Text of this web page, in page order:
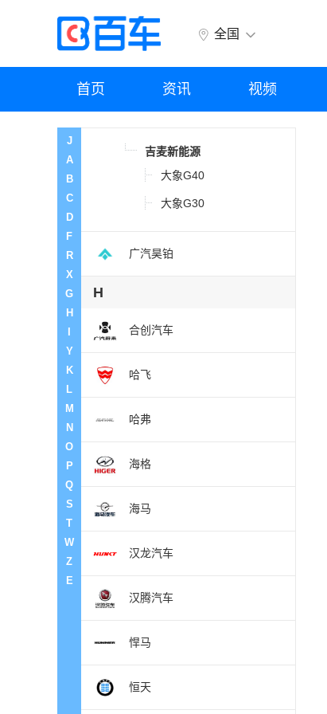
全国
首页 资讯 视频
J
A
B
C
D
F
R
X
G
H
Y
K
L
M
N
O
P
Q
S
T
W
Z
E
国机智骏
吉麦新能源
大象G40
大象G30
广汽昊铂
H
合创汽车
哈飞
哈弗
海格
海马
汉龙汽车
汉腾汽车
悍马
恒天